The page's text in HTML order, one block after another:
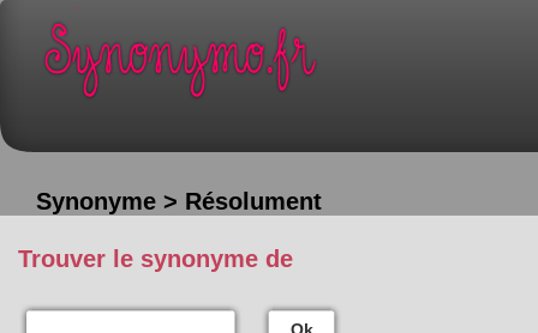
Synonyme > Résolument
Trouver le synonyme de
Ok